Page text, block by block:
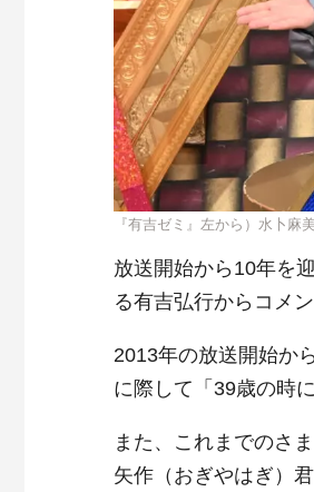
『有吉ゼミ』左から）水卜
放送開始から10年を
る有吉弘行からコメ
2013年の放送開始か
に際して「39歳の時
また、これまでのさ
矢作（おぎやはぎ）